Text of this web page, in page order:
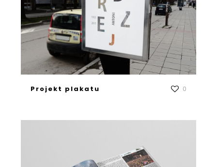
Projekt plakatu 0